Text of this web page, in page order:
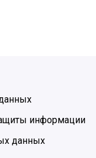
информации
данных